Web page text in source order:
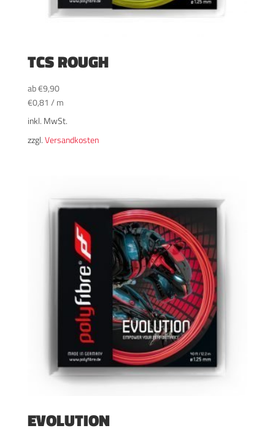
TCS ROUGH
ab€9,90
€0,81 / m
inkl. MwSt.
zzgl.Versandkosten
EVOLUTION